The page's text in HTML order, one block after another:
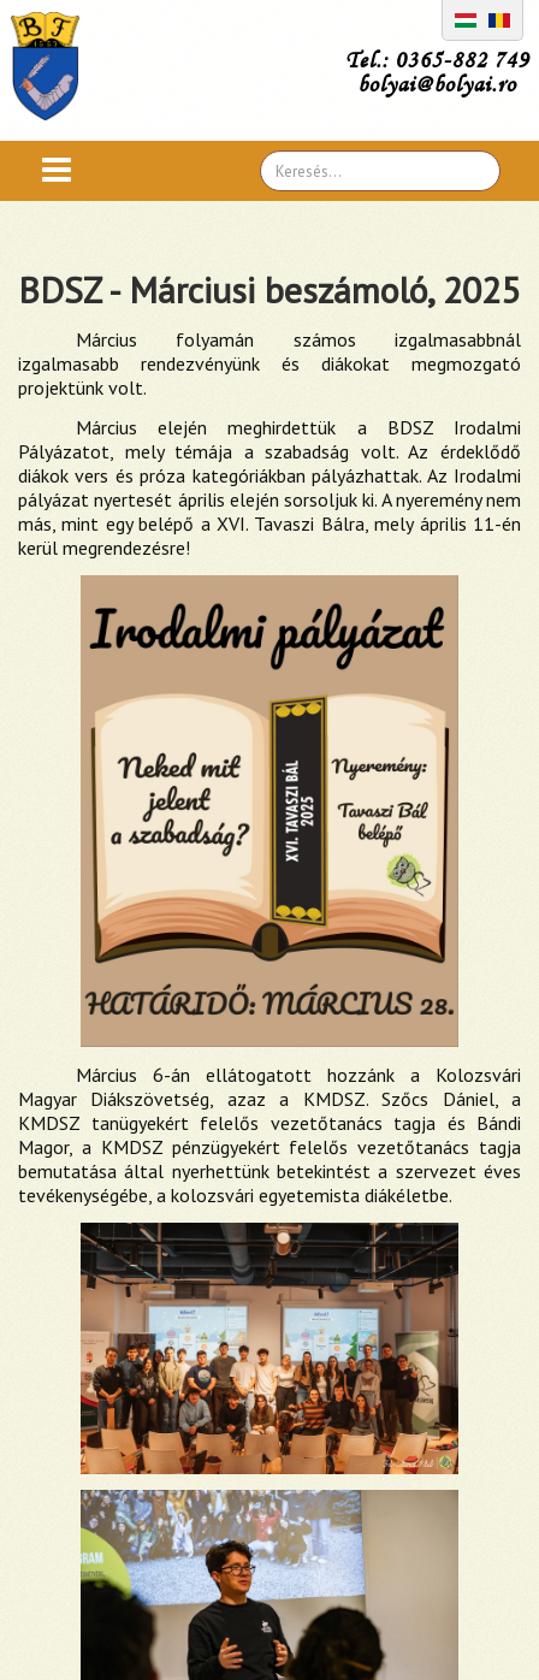
Tel.: 0365-882 749
bolyai@bolyai.ro
Search
...
BDSZ - Márciusi beszámoló, 2025
Március folyamán számos izgalmasabbnál
izgalmasabb rendezvényünk és diákokat megmozgató
projektünk volt.
Március elején meghirdettük a BDSZ Irodalmi
Pályázatot, mely témája a szabadság volt. Az érdeklődő
diákok vers és próza kategóriákban pályázhattak. Az Irodalmi
pályázat nyertesét április elején sorsoljuk ki. A nyeremény nem
más, mint egy belépő a XVI. Tavaszi Bálra, mely április 11-én
kerül megrendezésre!
Március 6-án ellátogatott hozzánk a Kolozsvári
Magyar Diákszövetség, azaz a KMDSZ. Szőcs Dániel, a
KMDSZ tanügyekért felelős vezetőtanács tagja és Bándi
Magor, a KMDSZ pénzügyekért felelős vezetőtanács tagja
bemutatása által nyerhettünk betekintést a szervezet éves
tevékenységébe, a kolozsvári egyetemista diákéletbe.